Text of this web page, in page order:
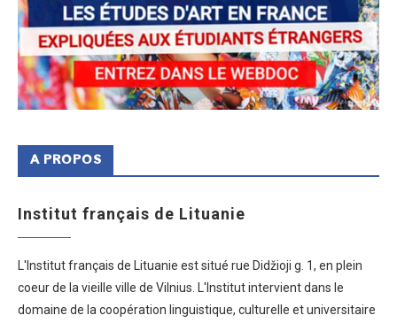
A PROPOS
Institut français de Lituanie
L'Institut français de Lituanie est situé rue Didžioji g. 1, en plein
coeur de la vieille ville de Vilnius. L'Institut intervient dans le
domaine de la coopération linguistique, culturelle et universitaire